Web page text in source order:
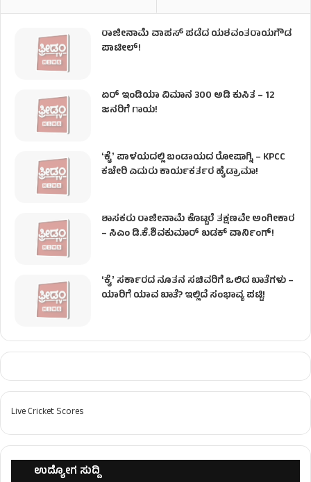
ರಾಜೀನಾಮೆ ವಾಪಸ್ ಪಡೆದ ಯಶವಂತರಾಯಗೌಡ
ಪಾಟೀಲ್‌!
ಏರ್ ಇಂಡಿಯಾ ವಿಮಾನ 300 ಅಡಿ ಕುಸಿತ – 12
ಜನರಿಗೆ ಗಾಯ!
ʻಕೈʼ​ ಪಾಳಯದಲ್ಲಿ ಬಂಡಾಯದ ರೋಷಾಗ್ನಿ – KPCC
ಕಚೇರಿ ಎದುರು ಕಾರ್ಯಕರ್ತರ ಹೈಡ್ರಾಮಾ!
ಶಾಸಕರು ರಾಜೀನಾಮೆ ಕೊಟ್ಟರೆ ತಕ್ಷಣವೇ ಅಂಗೀಕಾರ
– ಸಿಎಂ ಡಿ.ಕೆ.ಶಿವಕುಮಾರ್ ಖಡಕ್ ವಾರ್ನಿಂಗ್!
ʻಕೈʼ ಸರ್ಕಾರದ ನೂತನ ಸಚಿವರಿಗೆ ಒಲಿದ ಖಾತೆಗಳು –
ಯಾರಿಗೆ ಯಾವ ಖಾತೆ? ಇಲ್ಲಿದೆ ಸಂಭಾವ್ಯ ಪಟ್ಟಿ!
Live Cricket Scores
ಉದ್ಯೋಗ ಸುದ್ದಿ